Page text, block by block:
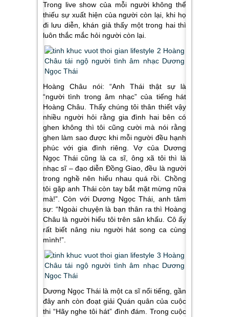
Trong live show của mỗi người không thể
thiếu sự xuất hiện của người còn lại, khi họ
đi lưu diễn, khán giả thấy một trong hai thì
luôn thắc mắc hỏi người còn lại.
Hoàng Châu nói: “Anh Thái thật sự là
“người tình trong âm nhạc” của tiếng hát
Hoàng Châu. Thấy chúng tôi thân thiết vậy
nhiều người hỏi rằng gia đình hai bên có
ghen không thì tôi cũng cười mà nói rằng
ghen làm sao được khi mỗi người đều hạnh
phúc với gia đình riêng. Vợ của Dương
Ngọc Thái cũng là ca sĩ, ông xã tôi thì là
nhạc sĩ – đạo diễn Đồng Giao, đều là người
trong nghề nên hiểu nhau quá rồi. Chồng
tôi gặp anh Thái còn tay bắt mặt mừng nữa
mà!”. Còn với Dương Ngọc Thái, anh tâm
sự: “Ngoài chuyện là bạn thân ra thì Hoàng
Châu là người hiểu tôi trên sân khấu. Cô ấy
rất biết nâng niu người hát song ca cùng
mình!”.
Dương Ngọc Thái là một ca sĩ nổi tiếng, gần
đây anh còn đoạt giải Quán quân của cuộc
thi “Hãy nghe tôi hát” đình đám. Trong cuộc